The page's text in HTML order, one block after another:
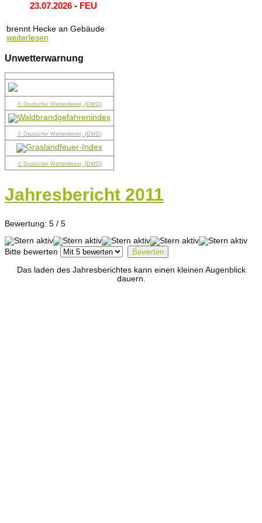
23.07.2026- FEU
brennt Hecke an Gebäude
weiterlesen
Unwetterwarnung
© Deutscher Wetterdienst, (DWD)
© Deutscher Wetterdienst, (DWD)
© Deutscher Wetterdienst, (DWD)
Jahresbericht 2011
Bewertung: 5 / 5
Bitte bewerten
Das laden des Jahresberichtes kann einen kleinen Augenblick
dauern.